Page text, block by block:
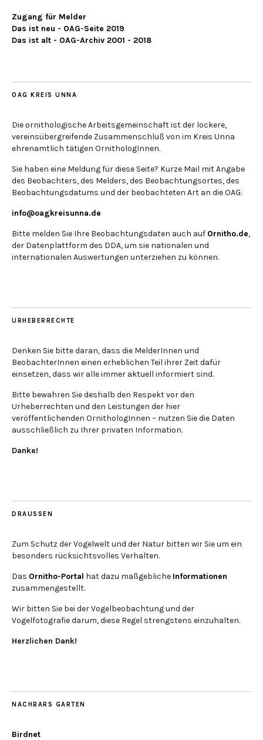
Zugang für Melder
Das ist neu - OAG-Seite 2019
Das ist alt - OAG-Archiv 2001 - 2018
OAG KREIS UNNA
Die ornithologische Arbeitsgemeinschaft ist der lockere,
vereinsübergreifende Zusammenschluß von im Kreis Unna
ehrenamtlich tätigen OrnithologInnen.
Sie haben eine Meldung für diese Seite? Kurze Mail mit Angabe
des Beobachters, des Melders, des Beobachtungsortes, des
Beobachtungsdatums und der beobachteten Art an die OAG:
info@oagkreisunna.de
Bitte melden Sie Ihre Beobachtungsdaten auch auf Ornitho.de,
der Datenplattform des DDA, um sie nationalen und
internationalen Auswertungen unterziehen zu können.
URHEBERRECHTE
Denken Sie bitte daran, dass die MelderInnen und
BeobachterInnen einen erheblichen Teil ihrer Zeit dafür
einsetzen, dass wir alle immer aktuell informiert sind.
Bitte bewahren Sie deshalb den Respekt vor den
Urheberrechten und den Leistungen der hier
veröffentlichenden OrnithologInnen – nutzen Sie die Daten
ausschließlich zu Ihrer privaten Information.
Danke!
DRAUSSEN
Zum Schutz der Vogelwelt und der Natur bitten wir Sie um ein
besonders rücksichtsvolles Verhalten.
Das Ornitho-Portal hat dazu maßgebliche Informationen
zusammengestellt.
Wir bitten Sie bei der Vogelbeobachtung und der
Vogelfotografie darum, diese Regel strengstens einzuhalten.
Herzlichen Dank!
NACHBARS GARTEN
Birdnet